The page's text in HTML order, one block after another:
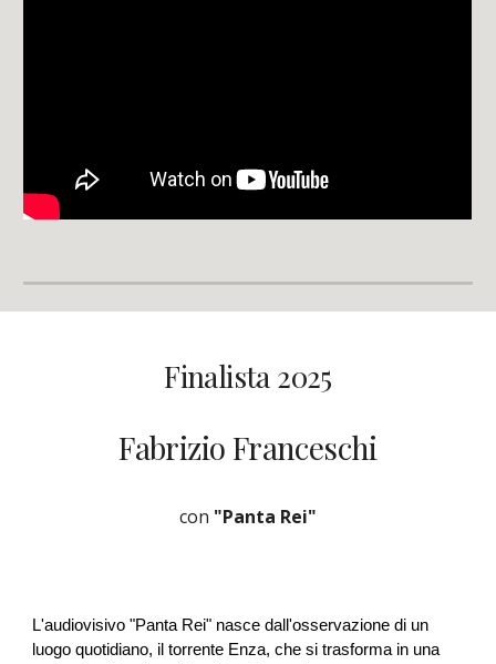
Finalista 2025
Fabrizio Franceschi
con "Panta Rei"
L'audiovisivo "Panta Rei" nasce dall'osservazione di un
luogo quotidiano, il torrente Enza, che si trasforma in una